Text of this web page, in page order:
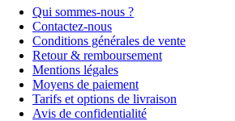
Qui sommes-nous ?
Contactez-nous
Conditions générales de vente
Retour & remboursement
Mentions légales
Moyens de paiement
Tarifs et options de livraison
Avis de confidentialité